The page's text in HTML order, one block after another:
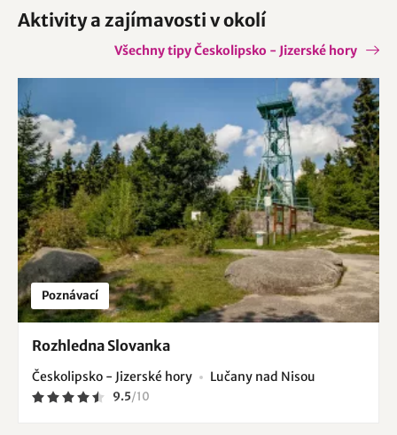
Aktivity a zajímavosti v okolí
Všechny tipy Českolipsko - Jizerské hory
Poznávací
Rozhledna Slovanka
Českolipsko - Jizerské hory Lučany nad Nisou
9.5/10